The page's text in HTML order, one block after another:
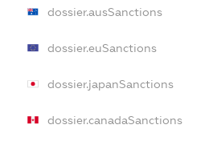
dossier.ausSanctions
dossier.euSanctions
dossier.japanSanctions
dossier.canadaSanctions